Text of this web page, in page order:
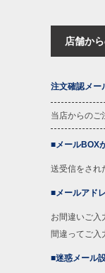
店舗か
注文確認メー
当店からのご
■メールBOX
送受信をされ
■メールアド
お間違いご入
間違ってご入
■迷惑メール